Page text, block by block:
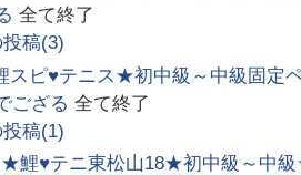
全て終了
稿(3)
スピ♥テニス★初中級～中級固定
ござる 全て終了
稿(1)
鯉♥テニ東松山18★初中級～中